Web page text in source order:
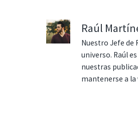
Raúl
Nuestro Jefe de
universo. Raúl
nuestras
mantenerse a la